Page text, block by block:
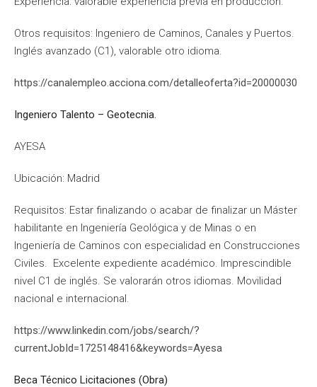
Otros requisitos: Ingeniero de Caminos, Canales y Puertos.
Inglés avanzado (C1), valorable otro idioma.
https://canalempleo.acciona.com/detalleoferta?id=20000030
Ingeniero Talento – Geotecnia.
AYESA
Ubicación: Madrid
Requisitos: Estar finalizando o acabar de finalizar un Máster
habilitante en Ingeniería Geológica y de Minas o en
Ingeniería de Caminos con especialidad en Construcciones
Civiles. Excelente expediente académico. Imprescindible
nivel C1 de inglés. Se valorarán otros idiomas. Movilidad
nacional e internacional.
https://www.linkedin.com/jobs/search/?
currentJobId=1725148416&keywords=Ayesa
Beca Técnico Licitaciones (Obra)